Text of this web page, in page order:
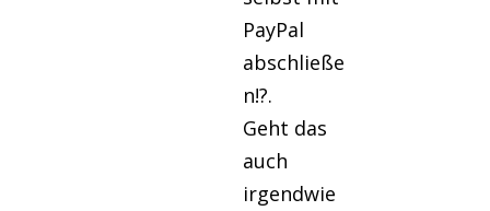
PayPal
abschließe
n!?.
Geht das
auch
irgendwie